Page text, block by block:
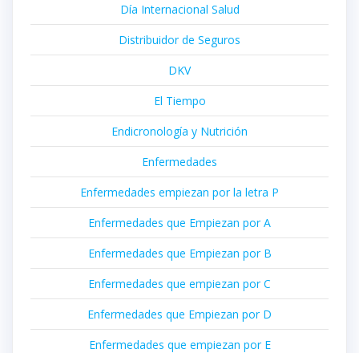
Día Internacional Salud
Distribuidor de Seguros
DKV
El Tiempo
Endicronología y Nutrición
Enfermedades
Enfermedades empiezan por la letra P
Enfermedades que Empiezan por A
Enfermedades que Empiezan por B
Enfermedades que empiezan por C
Enfermedades que Empiezan por D
Enfermedades que empiezan por E